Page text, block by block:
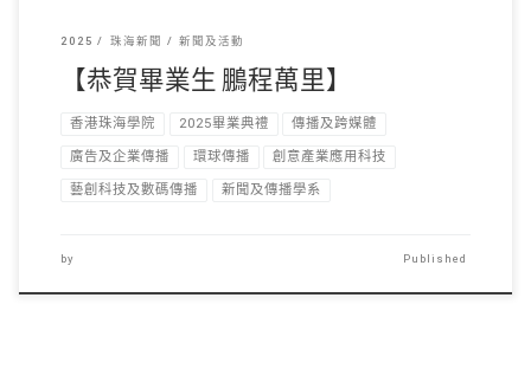
2025 珠海新聞 新聞及活動
【恭賀畢業生 鵬程萬里】
香港珠海學院 2025畢業典禮 傳播及跨媒體
廣告及企業傳播 環球傳播 創意產業應用科技
藝創科技及數碼傳播 新聞及傳播學系
by Published